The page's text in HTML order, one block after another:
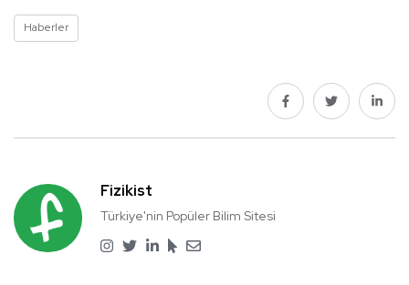
Haberler
Fizikist
Türkiye'nin Popüler Bilim Sitesi